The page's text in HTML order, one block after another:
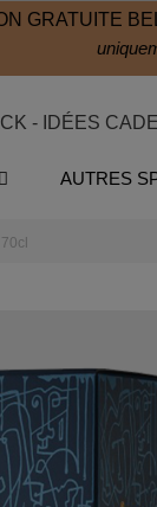
GRATUITE
- IDÉES
AUTRES